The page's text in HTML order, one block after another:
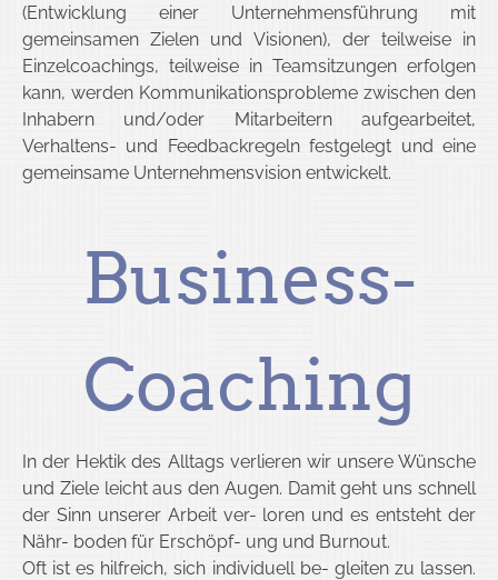
(Entwicklung einer Unternehmensführung mit
gemeinsamen Zielen und Visionen), der teilweise in
Einzelcoachings, teilweise in Teamsitzungen erfolgen
kann, werden Kommunikationsprobleme zwischen den
Inhabern und/oder Mitarbeitern aufgearbeitet,
Verhaltens- und Feedbackregeln festgelegt und eine
gemeinsame Unternehmensvision entwickelt.
Business-
Coaching
In der Hektik des Alltags verlieren wir unsere Wünsche
und Ziele leicht aus den Augen. Damit geht uns schnell
der Sinn unserer Arbeit ver- loren und es entsteht der
Nähr- boden für Erschöpf- ung und Burnout.
Oft ist es hilfreich, sich individuell be- gleiten zu lassen.